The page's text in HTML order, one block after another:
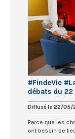
#FindeVie
débats du
Diffusé le 22/05/
Parce que les
ont besoin de